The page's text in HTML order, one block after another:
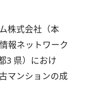
株式会社（本
報ネットワーク
3 県）におけ
マンションの成